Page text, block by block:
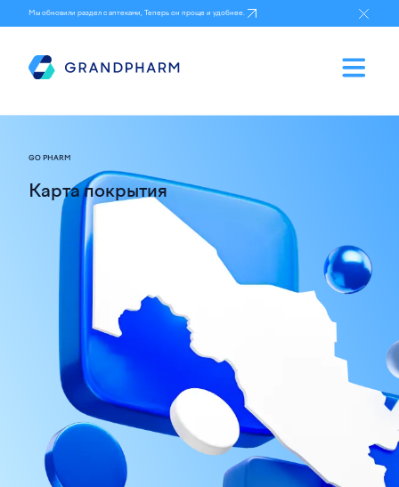
Мы обновили раздел с аптеками, Теперь он проще и удобнее.
GO PHARM
Карта покрытия